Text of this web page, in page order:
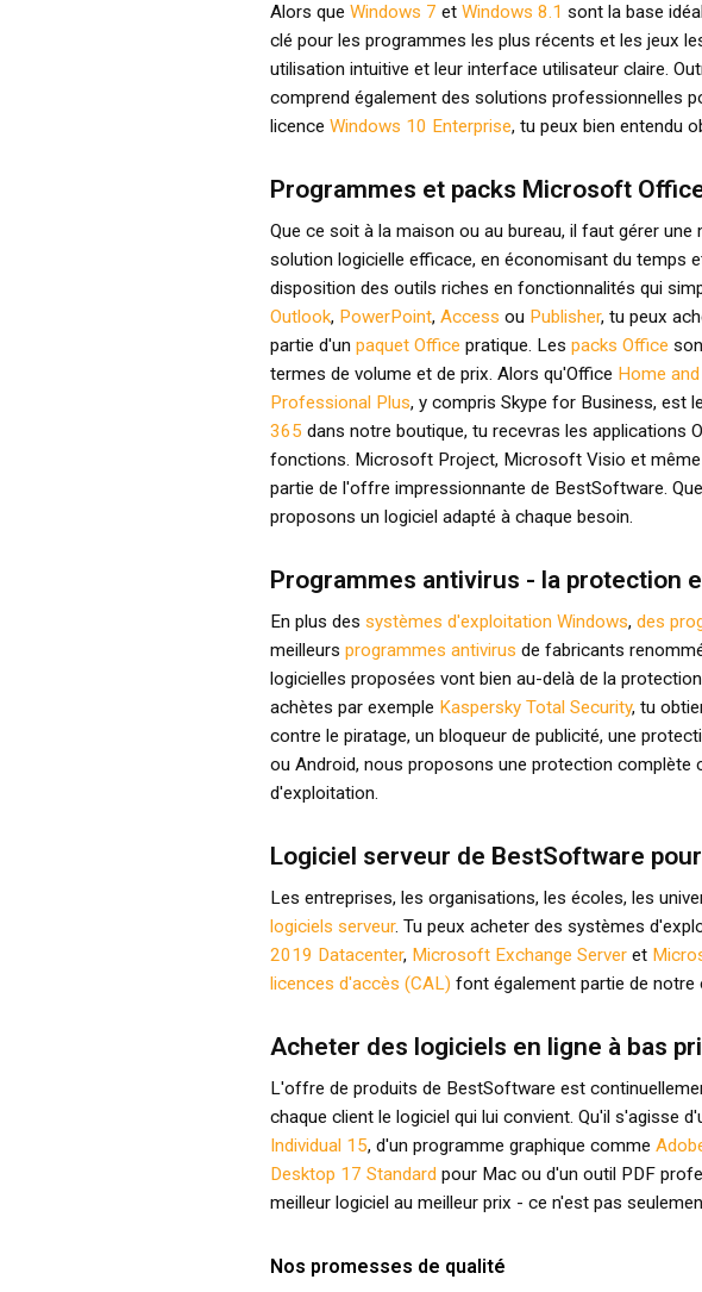
Alors que Windows 7 et Windows 8.1 sont la base
clé pour les programmes les plus récents et les jeux
utilisation intuitive et leur interface utilisateur claire.
comprend également des solutions professionnelles
licence Windows 10 Enterprise, tu peux bien entendu
Programmes et packs Microsoft
Que ce soit à la maison ou au bureau, il faut gérer
solution logicielle efficace, en économisant du temps
disposition des outils riches en fonctionnalités qui
Outlook, PowerPoint, Access ou Publisher, tu peux
partie d'un paquet Office pratique. Les packs Office
termes de volume et de prix. Alors qu'Office Home
Professional Plus, y compris Skype for Business, est
365 dans notre boutique, tu recevras les applications
fonctions. Microsoft Project, Microsoft Visio et
partie de l'offre impressionnante de BestSoftware.
proposons un logiciel adapté à chaque besoin.
Programmes antivirus - la protection
En plus des systèmes d'exploitation Windows, des
meilleurs programmes antivirus de fabricants
logicielles proposées vont bien au-delà de la
achètes par exemple Kaspersky Total Security, tu
contre le piratage, un bloqueur de publicité, une
ou Android, nous proposons une protection
d'exploitation.
Logiciel serveur de BestSoftware
Les entreprises, les organisations, les écoles, les
logiciels serveur. Tu peux acheter des systèmes
2019 Datacenter, Microsoft Exchange Serveret
licences d'accès (CAL) font également partie de
Acheter des logiciels en ligne à bas
L'offre de produits de BestSoftware est
chaque client le logiciel qui lui convient. Qu'il s'agisse
Individual 15, d'un programme graphique comme
Desktop 17 Standard pour Mac ou d'un outil PDF
meilleur logiciel au meilleur prix - ce n'est pas
Nos promesses de qualité